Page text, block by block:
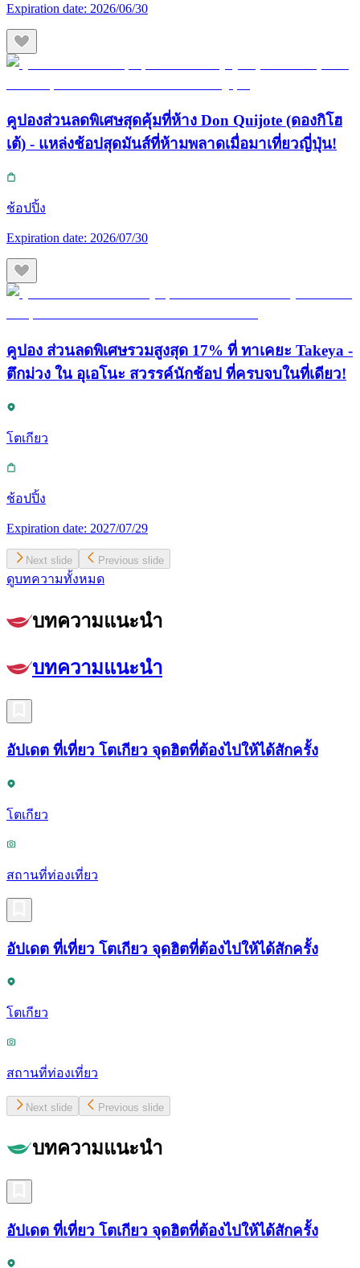
Expiration date: 2026/06/30
คูปองส่วนลดพิเศษสุดคุ้มที่ห้าง Don Quijote (ดองกิโฮ
เต้) - แหล่งช้อปสุดมันส์ที่ห้ามพลาดเมื่อมาเที่ยวญี่ปุ่น!
ช้อปปิ้ง
Expiration date: 2026/07/30
คูปอง ส่วนลดพิเศษรวมสูงสุด 17% ที่ ทาเคยะ Takeya -
ตึกม่วง ใน อุเอโนะ สวรรค์นักช้อป ที่ครบจบในที่เดียว!
โตเกียว
ช้อปปิ้ง
Expiration date: 2027/07/29
Next slide Previous slide
ดูบทความทั้งหมด
บทความแนะนำ
บทความแนะนำ
อัปเดต ที่เที่ยว โตเกียว จุดฮิตที่ต้องไปให้ได้สักครั้ง
โตเกียว
สถานที่ท่องเที่ยว
อัปเดต ที่เที่ยว โตเกียว จุดฮิตที่ต้องไปให้ได้สักครั้ง
โตเกียว
สถานที่ท่องเที่ยว
Next slide Previous slide
บทความแนะนำ
อัปเดต ที่เที่ยว โตเกียว จุดฮิตที่ต้องไปให้ได้สักครั้ง